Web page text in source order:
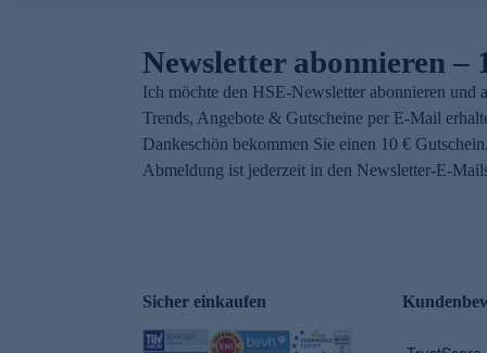
Newsletter abonnieren –
Ich möchte den HSE-Newsletter abonnieren und
Trends, Angebote & Gutscheine per E-Mail
Dankeschön bekommen Sie einen 10 €
Abmeldung ist jederzeit in den Newsletter-E-
Sicher einkaufen